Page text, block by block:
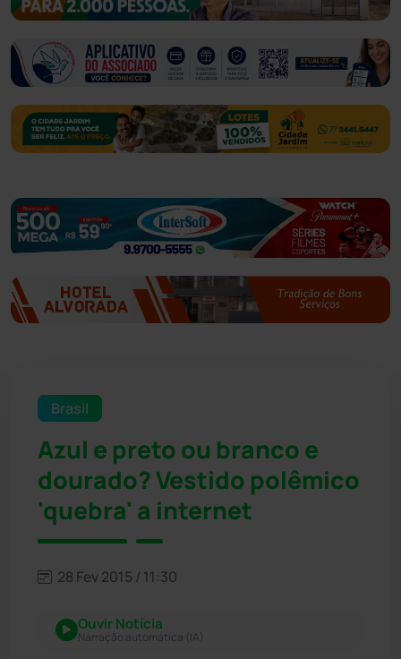
Brasil
Azul e preto ou branco e
dourado? Vestido polêmico
'quebra' a internet
28 Fev 2015 / 11:30
Ouvir Notícia
Narração automática (IA)